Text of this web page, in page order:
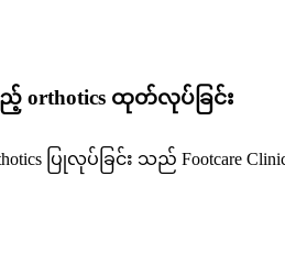
orthotics ထုတ်လုပ်ခြင်း
ပြုလုပ်ခြင်း သည် Footcare